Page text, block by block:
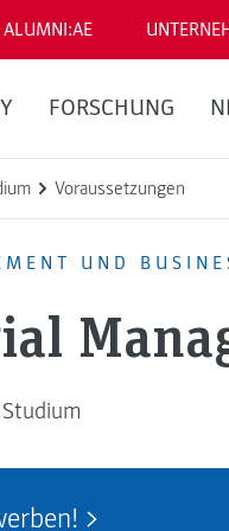
ALUMNI:AE
FORSCHUNG
Voraussetzungen
UND